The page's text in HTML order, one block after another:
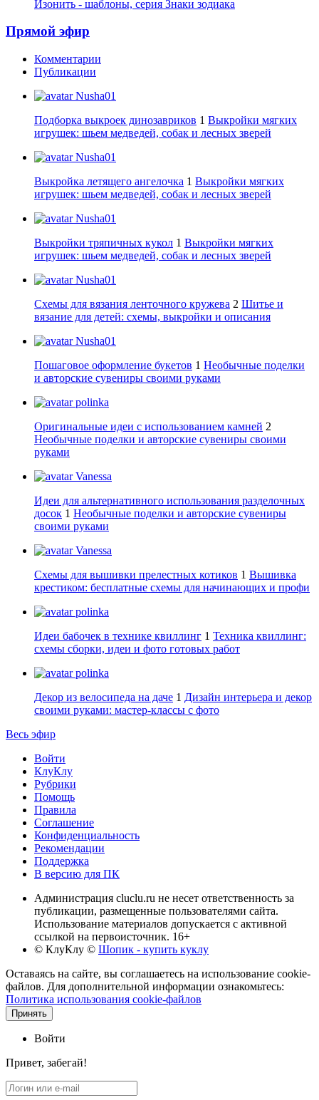
Изонить - шаблоны, серия Знаки зодиака
Прямой эфир
Комментарии
Публикации
Nusha01
Подборка выкроек динозавриков 1 Выкройки мягких
игрушек: шьем медведей, собак и лесных зверей
Nusha01
Выкройка летящего ангелочка 1 Выкройки мягких
игрушек: шьем медведей, собак и лесных зверей
Nusha01
Выкройки тряпичных кукол 1 Выкройки мягких
игрушек: шьем медведей, собак и лесных зверей
Nusha01
Схемы для вязания ленточного кружева 2 Шитье и
вязание для детей: схемы, выкройки и описания
Nusha01
Пошаговое оформление букетов 1 Необычные поделки
и авторские сувениры своими руками
polinka
Оригинальные идеи с использованием камней 2
Необычные поделки и авторские сувениры своими
руками
Vanessa
Идеи для альтернативного использования разделочных
досок 1 Необычные поделки и авторские сувениры
своими руками
Vanessa
Схемы для вышивки прелестных котиков 1 Вышивка
крестиком: бесплатные схемы для начинающих и профи
polinka
Идеи бабочек в технике квиллинг 1 Техника квиллинг:
схемы сборки, идеи и фото готовых работ
polinka
Декор из велосипеда на даче 1 Дизайн интерьера и декор
своими руками: мастер-классы с фото
Весь эфир
Войти
КлуКлу
Рубрики
Помощь
Правила
Соглашение
Конфиденциальность
Рекомендации
Поддержка
В версию для ПК
Администрация cluclu.ru не несет ответственность за
публикации, размещенные пользователями сайта.
Использование материалов допускается с активной
ссылкой на первоисточник. 16+
© КлуКлу © Шопик - купить куклу
Оставаясь на сайте, вы соглашаетесь на использование cookie-
файлов. Для дополнительной информации ознакомьтесь:
Политика использования cookie-файлов
Принять
Войти
Привет, забегай!